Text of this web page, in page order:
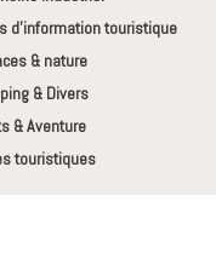
d'information touristique
& nature
& Divers
& Aventure
touristiques